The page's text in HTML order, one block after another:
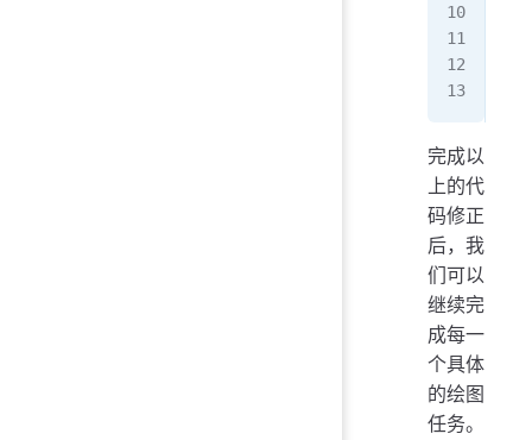
完成以
上的代
码修正
后，我
们可以
继续完
成每一
个具体
的绘图
任务。